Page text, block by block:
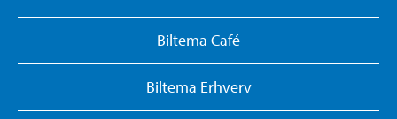
Biltema Café
Biltema Erhverv